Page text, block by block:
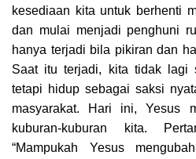
kesediaan kita untuk berhenti
dan mulai menjadi penghuni
hanya terjadi bila pikiran dan
Saat itu terjadi, kita tidak lagi
tetapi hidup sebagai saksi
masyarakat. Hari ini, Yesus
kuburan-kuburan kita.
“Mampukah Yesus